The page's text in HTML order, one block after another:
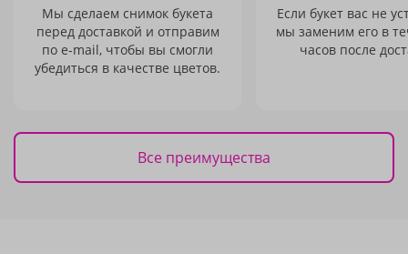
Мы сделаем снимок букета
перед доставкой и отправим
по e-mail, чтобы вы смогли
убедиться в качестве цветов.
Если букет вас не
мы заменим его в
часов после
Все преимущества